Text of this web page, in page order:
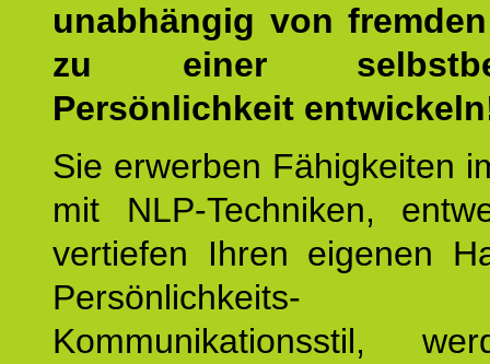
unabhängig von
zu einer
Persönlichkeit
Sie erwerben Fähigkeiten
mit NLP-Techniken,
vertiefen Ihren eigenen
Kommunikationsstil,